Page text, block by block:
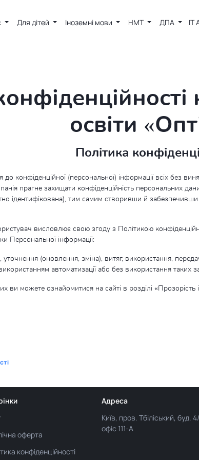
Для дітей Іноземні мови НМТ ДПА IT
освіти
Політика
конфіденційної (персональної) інформації всіх без
прагне захищати конфіденційність персональних
ідентифікована), тим самим створивши й
висловлює свою згоду з Політикою
Персональної інформації:
уточнення (оновлення, зміна), витяг, використання,
автоматизації або без використання таких
можете ознайомитися на сайті в розділі «Прозорість і
оферта
конфіденційності
Адреса
Київ, пров. Тбіліський, буд.
офіс 111-А